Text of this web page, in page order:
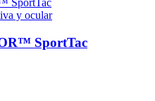
y ocular
SportTac